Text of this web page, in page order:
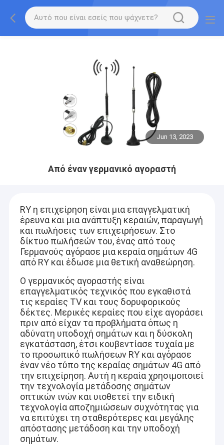
Jun 13, 2023
Από έναν γερμανικό αγοραστή
RY η επιχείρηση είναι μια επαγγελματική
έρευνα και μια ανάπτυξη κεραιών, παραγωγή
και πωλήσεις των επιχειρήσεων. Στο
δίκτυο πωλήσεών του, ένας από τους
Γερμανούς αγόρασε μια κεραία σημάτων 4G
από RY και έδωσε μια θετική αναθεώρηση.
Ο γερμανικός αγοραστής είναι
επαγγελματικός τεχνικός που εγκαθιστά
τις κεραίες TV και τους δορυφορικούς
δέκτες. Μερικές κεραίες που είχε αγοράσει
πριν από είχαν τα προβλήματα όπως η
αδύνατη υποδοχή σημάτων και η δύσκολη
εγκατάσταση, έτσι κουβεντίασε τυχαία με
το προσωπικό πωλήσεων RY και αγόρασε
έναν νέο τύπο της κεραίας σημάτων 4G από
την επιχείρηση. Αυτή η κεραία χρησιμοποιεί
την τεχνολογία μετάδοσης σημάτων
οπτικών ινών και υιοθετεί την ειδική
τεχνολογία αποζημιώσεων συχνότητας για
να επιτύχει τη σταθερότερες και μεγάλης
απόστασης μετάδοση και την υποδοχή
σημάτων.